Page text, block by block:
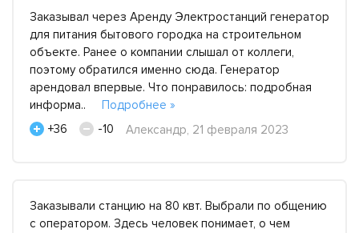
Заказывал через Аренду Электростанций генератор
для питания бытового городка на строительном
объекте. Ранее о компании слышал от коллеги,
поэтому обратился именно сюда. Генератор
арендовал впервые. Что понравилось: подробная
информа.. Подробнее »
+36
-10 Александр, 21 февраля 2023
Заказывали станцию на 80 квт. Выбрали по общению
с оператором. Здесь человек понимает, о чем